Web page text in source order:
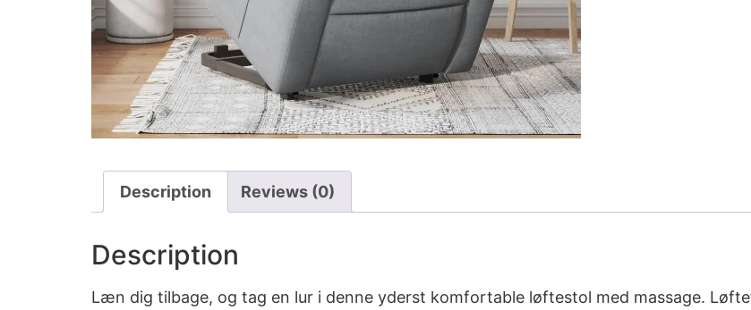
Description Reviews (0)
Description
Læn dig tilbage, og tag en lur i denne yderst komfortable løftestol med massage.